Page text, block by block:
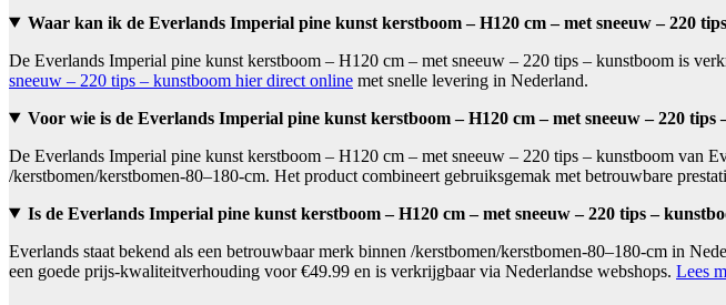
Waar kan ik de Everlands Imperial pine kunst kerstboom – H120 cm – met sneeuw – 220
De Everlands Imperial pine kunst kerstboom – H120 cm – met sneeuw – 220 tips – kunstboom is
sneeuw – 220 tips – kunstboom hier direct online met snelle levering in Nederland.
Voor wie is de Everlands Imperial pine kunst kerstboom – H120 cm – met sneeuw – 220 tips
De Everlands Imperial pine kunst kerstboom – H120 cm – met sneeuw – 220 tips – kunstboom van
/kerstbomen/kerstbomen-80–180-cm. Het product combineert gebruiksgemak met betrouwbare
Is de Everlands Imperial pine kunst kerstboom – H120 cm – met sneeuw – 220 tips –
Everlands staat bekend als een betrouwbaar merk binnen /kerstbomen/kerstbomen-80–180-cm in
een goede prijs-kwaliteitverhouding voor €49.99 en is verkrijgbaar via Nederlandse webshops. Lees